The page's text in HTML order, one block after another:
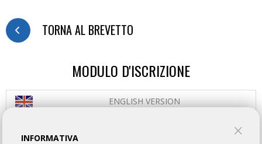
TORNA AL BREVETTO
MODULO D'ISCRIZIONE
ENGLISH VERSION
MODALITÀ DI PAGAMENTO
INFORMATIVA